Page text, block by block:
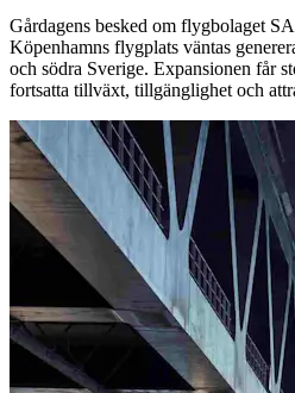
Gårdagens besked om flygbolaget
Köpenhamns flygplats väntas
och södra Sverige. Expansionen får
fortsatta tillväxt, tillgänglighet och